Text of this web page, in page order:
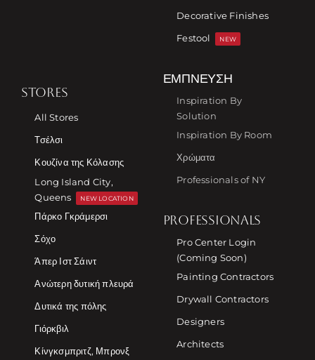
Decorative Finishes
Festool
NEW
STORES
All Stores
Τσέλσι
Κουζίνα της Κόλασης
Long Island City,
Queens
NEW LOCATION
Πάρκο Γκράμερσι
Σόχο
Άπερ Ιστ Σάιντ
Ανώτερη δυτική πλευρά
Δυτικά της πόλης
Γιόρκβιλ
Κίνγκσμπριτζ, Μπρονξ
ΈΜΠΝΕΥΣΗ
Inspiration By
Solution
Inspiration By Room
Χρώματα
Professionals of NY
PROFESSIONALS
Pro Center Login
(Coming Soon)
Painting Contractors
Drywall Contractors
Designers
Architects